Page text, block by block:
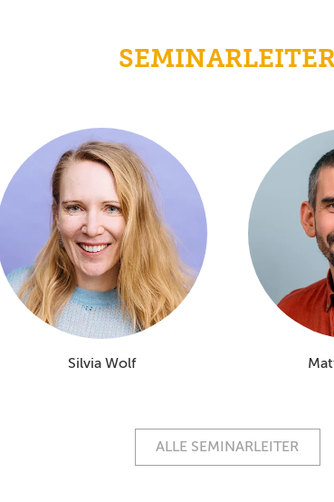
Silvia Wolf
ALLE SEMINARLEITER